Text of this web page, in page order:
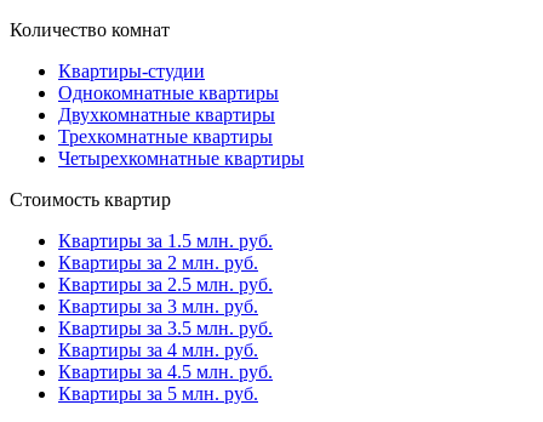
Количество комнат
Квартиры-студии
Однокомнатные квартиры
Двухкомнатные квартиры
Трехкомнатные квартиры
Четырехкомнатные квартиры
Стоимость квартир
Квартиры за 1.5 млн. руб.
Квартиры за 2 млн. руб.
Квартиры за 2.5 млн. руб.
Квартиры за 3 млн. руб.
Квартиры за 3.5 млн. руб.
Квартиры за 4 млн. руб.
Квартиры за 4.5 млн. руб.
Квартиры за 5 млн. руб.